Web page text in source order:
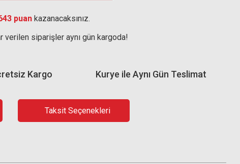
puan kazanacaksınız.
verilen siparişler aynı gün kargoda!
Kurye ile Aynı Gün Teslimat
Kargo
Taksit Seçenekleri